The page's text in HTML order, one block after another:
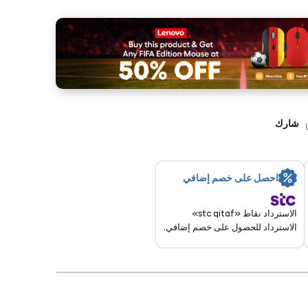
شارك
احصل على خصم إضافي
الاسترداد نقاط «stc qitaf»
الاسترداد للحصول على خصم إضافي.